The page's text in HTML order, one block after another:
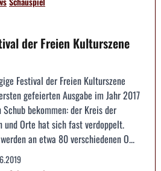
der Freien Kulturszene
Festival der Freien Kulturszene
gefeierten Ausgabe im Jahr 2017
bekommen: der Kreis der
Orte hat sich fast verdoppelt.
an etwa 80 verschiedenen O...